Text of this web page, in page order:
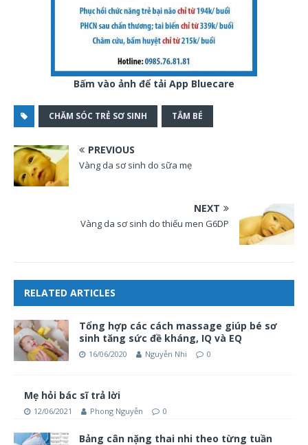
Bấm vào ảnh để tải App Bluecare
CHĂM SÓC TRẺ SƠ SINH TẮM BÉ
PREVIOUS
Vàng da sơ sinh do sữa mẹ
NEXT
Vàng da sơ sinh do thiếu men G6DP
RELATED ARTICLES
Tổng hợp các cách massage giúp bé sơ
sinh tăng sức đề kháng, IQ và EQ
16/06/2020 Nguyễn Nhi 0
Mẹ hỏi bác sĩ trả lời
12/06/2021 Phong Nguyễn 0
Bảng cân nặng thai nhi theo từng tuần